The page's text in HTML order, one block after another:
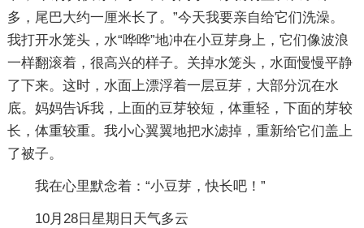
多，尾巴大约一厘米长了。”今天我要亲自给它们洗澡。
我打开水笼头，水“哗哗”地冲在小豆芽身上，它们像波浪
一样翻滚着，很高兴的样子。关掉水笼头，水面慢慢平静
了下来。这时，水面上漂浮着一层豆芽，大部分沉在水
底。妈妈告诉我，上面的豆芽较短，体重轻，下面的芽较
长，体重较重。我小心翼翼地把水滤掉，重新给它们盖上
了被子。
我在心里默念着：“小豆芽，快长吧！”
10月28日星期日天气多云